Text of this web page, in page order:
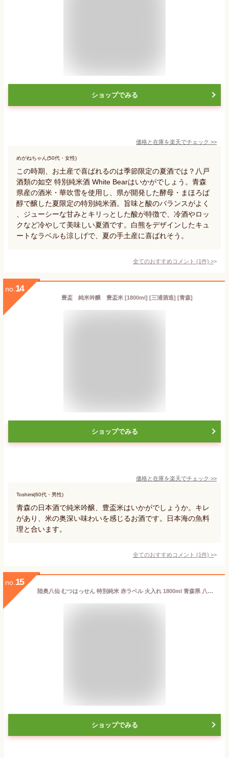
ショップでみる
価格と在庫を楽天でチェック >>
めがねちゃん(50代・女性)
この時期、お土産で喜ばれるのは季節限定の夏酒では？八戸
酒類の如空 特別純米酒 White Bearはいかがでしょう。青森
県産の酒米・華吹雪を使用し、県が開発した酵母・まほろば
醇で醸した夏限定の特別純米酒。旨味と酸のバランスがよく
、ジューシーな甘みとキリっとした酸が特徴で、冷酒やロッ
クなど冷やして美味しい夏酒です。白熊をデザインしたキュ
ートなラベルも涼しげで、夏の手土産に喜ばれそう。
全てのおすすめコメント (1件) >
no. 14
豊盃 純米吟醸 豊盃米 [1800ml] [三浦酒造] [青森]
ショップでみる
価格と在庫を楽天でチェック >>
Toshimi(60代・男性)
青森の日本酒で純米吟醸、豊盃米はいかがでしょうか。キレ
があり、米の奥深い味わいを感じるお酒です。日本海の魚料
理と合います。
全てのおすすめコメント (1件) >
no. 15
陸奥八仙 むつはっせん 特別純米 赤ラベル 火入れ 1800ml 青森県 八戸酒造 日本酒 コンビニ受取対応商品 あす楽 お酒 敬老の日 プレゼント
ショップでみる